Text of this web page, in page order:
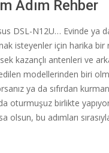
Adım Rehber
DSL-N12U… Evinde ya
isteyenler için harika bir
kazançlı antenleri ve
modellerinden biri
ya da sıfırdan
oturmuşuz birlikte
olsun, bu adımları